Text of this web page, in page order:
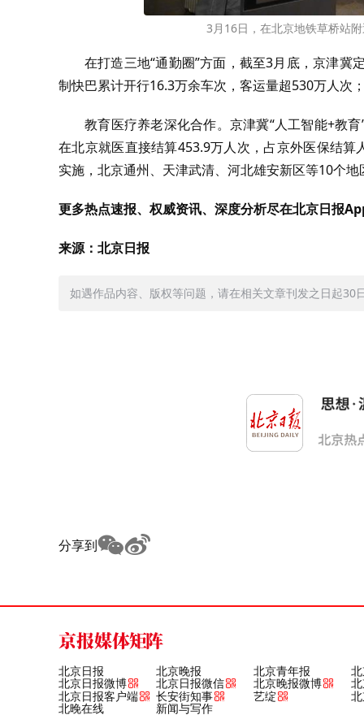
3月16日，在北京地铁草桥站
在打造三地“通勤圈”方面，截至3月底，京津
制快巴累计开行16.3万余车次，客运量超530万人次
教育医疗养老深化合作。京津冀“人工智能+教
在北京就医直接结算453.9万人次，占京外医保结
实施，北京通州、天津武清、河北雄安新区等10个
更多热点速报、权威资讯、深度分析尽在北京日报
来源：北京日报
如遇作品内容、版权等问题，请在相关文章刊发之日起
分享到
京报媒体矩阵
北京日报 北京晚报 北京青年报
北京日报微博 北京日报微信 北京晚报微博
北京日报客户端
长安街知事 艺绽
北晚在线 新闻与写作